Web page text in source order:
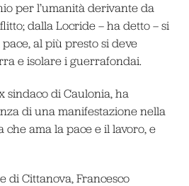
per l’umanità derivante da
dalla Locride – ha detto – si
al più presto si deve
e isolare i guerrafondai.
sindaco di Caulonia, ha
di una manifestazione nella
ama la pace e il lavoro, e
di Cittanova, Francesco